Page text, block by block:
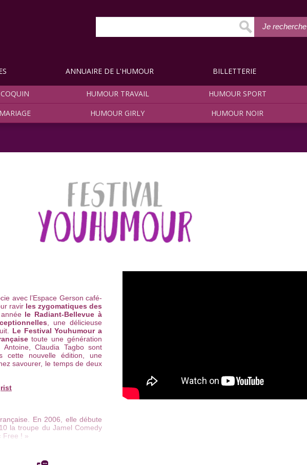
Je recherche
HUMOUR TRAVAIL HUMOUR SPORT
HUMOUR GIRLY HUMOUR NOIR
ANNUAIRE DE L'HUMOUR BILLETTERIE
avec l’Espace Gerson café-
ravir les zygomatiques des
le Radiant-Bellevue à
, une délicieuse
Le Festival Youhumour a
toute une génération
Antoine, Claudia Tagbo sont
cette nouvelle édition, une
savourer, le temps de deux
En 2006, elle débute
la troupe du Jamel Comedy
Free ! »
tout, nul doute que dans